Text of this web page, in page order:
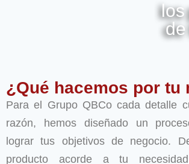
los
¿Qué hacemos por tu
Para el Grupo QBCo cada detalle
razón, hemos diseñado un
lograr tus objetivos de negocio.
producto acorde a tu